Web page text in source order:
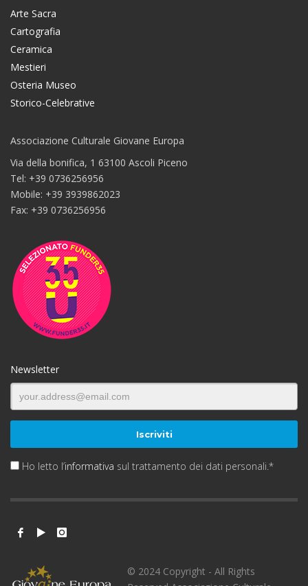
Arte Sacra
Cartografia
Ceramica
Mestieri
Osteria Museo
Storico-Celebrative
Associazione Culturale Giovane Europa
Via della bonifica, 1 63100 Ascoli Piceno
Tel: +39 0736256956
Mobile: +39 3939862023
Fax: +39 0736256956
Newsletter
Ho letto l’informativa sul trattamento dei dati personali.*
© 2024 Copyright - All Rights